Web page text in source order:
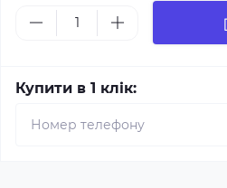
Купити в 1 клік: